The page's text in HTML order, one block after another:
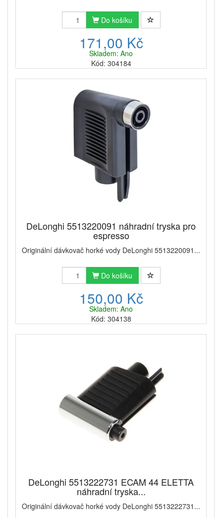
Do košíku
171,00 Kč
Skladem: Ano
Kód: 304184
DeLonghi 5513220091 náhradní tryska pro
espresso
Originální dávkovač horké vody DeLonghi 5513220091...
Do košíku
150,00 Kč
Skladem: Ano
Kód: 304138
DeLonghi 5513222731 ECAM 44 ELETTA
náhradní tryska...
Originální dávkovač horké vody DeLonghi 5513222731...